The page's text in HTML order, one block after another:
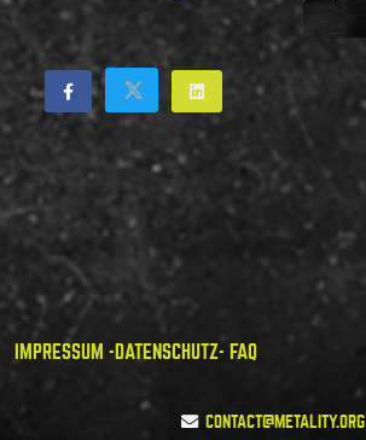
IMPRESSUM -DATENSCHUTZ- FAQ
CONTACT@METALITY.ORG